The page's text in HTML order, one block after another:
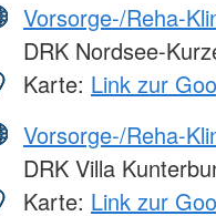
Vorsorge-/Reha-
DRK Nordsee-
Karte: Link zur
Vorsorge-/Reha-
DRK Villa
Karte: Link zur